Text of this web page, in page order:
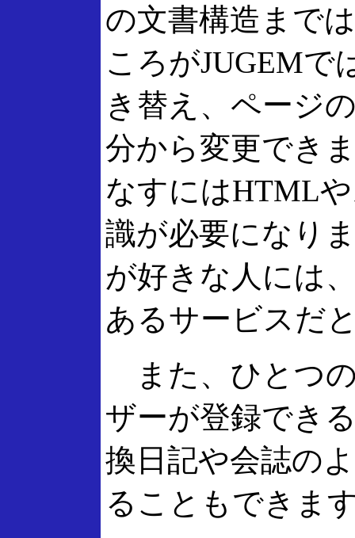
の文書構造まで
ころがJUGEMで
き替え、ページ
分から変更でき
なすにはHTML
識が必要になり
が好きな人には
あるサービスだ
また、ひとつ
ザーが登録でき
換日記や会誌の
ることもできま